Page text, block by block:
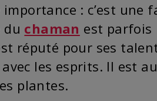
: c’est une
du chaman est parfois
réputé pour ses
les esprits. Il est
plantes.